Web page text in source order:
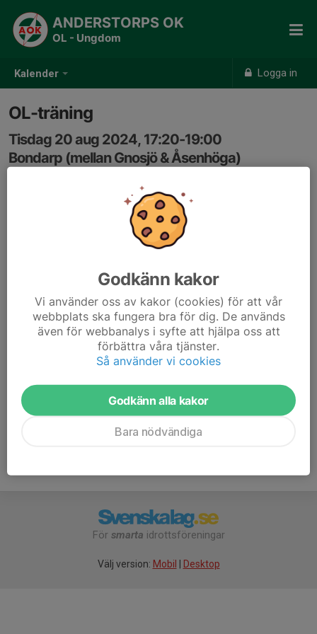
Kalender Logga in
ANDERSTORPS OK
OL - Ungdom
OL-träning
Tisdag 20 aug 2024, 17:20-19:00
Bondarp (mellan Gnosjö & Åsenhöga)
Samling: 17:20, Ekenskolan
Välkommen på orienteringsträning!
Samling vid Ekenskolan kl 1720 för samåkning till
Medeldistanskaraktär med möjlighet för grön/vit att
träna förflyttning längs mindre tydliga ledstänger, gul
och orange kompass.
Ta med kompass och vattenflaska.
För smarta idrottsföreningar
Välj version: Mobil Desktop
Godkänn kakor
Vi använder oss av kakor (cookies) för att vår
webbplats ska fungera bra för dig. De används
även för webbanalys i syfte att hjälpa oss att
förbättra våra tjänster.
Så använder vi cookies
Godkänn alla kakor
Bara nödvändiga